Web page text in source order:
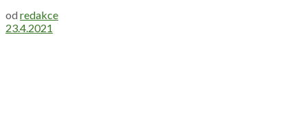
od redakce
23.4.2021